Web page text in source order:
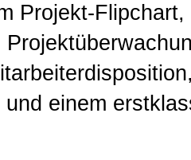
Projekt-Flipchart,
einem